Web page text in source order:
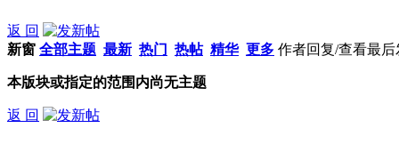
返 回
新窗 全部主题 最新 热门 热帖 精华 更多 作者回复/查看最后
本版块或指定的范围内尚无主题
返 回